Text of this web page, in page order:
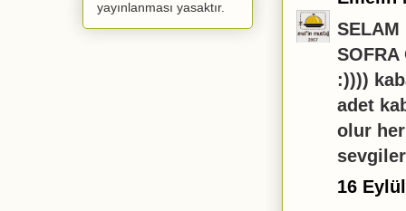
SELAM
SOFRA
:))))
adet
olur
16
yayınlanması yasaktır.